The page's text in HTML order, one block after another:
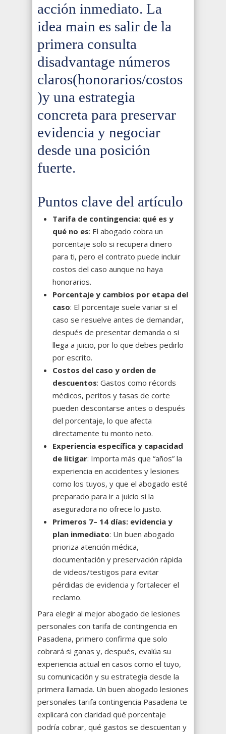
acción inmediato. La
idea main es salir de la
primera consulta
disadvantage números
claros(honorarios/costos
)y una estrategia
concreta para preservar
evidencia y negociar
desde una posición
fuerte.
Puntos clave del artículo
Tarifa de contingencia: qué es y
qué no es: El abogado cobra un
porcentaje solo si recupera dinero
para ti, pero el contrato puede incluir
costos del caso aunque no haya
honorarios.
Porcentaje y cambios por etapa del
caso: El porcentaje suele variar si el
caso se resuelve antes de demandar,
después de presentar demanda o si
llega a juicio, por lo que debes pedirlo
por escrito.
Costos del caso y orden de
descuentos: Gastos como récords
médicos, peritos y tasas de corte
pueden descontarse antes o después
del porcentaje, lo que afecta
directamente tu monto neto.
Experiencia específica y capacidad
de litigar: Importa más que “años” la
experiencia en accidentes y lesiones
como los tuyos, y que el abogado esté
preparado para ir a juicio si la
aseguradora no ofrece lo justo.
Primeros 7– 14 días: evidencia y
plan inmediato: Un buen abogado
prioriza atención médica,
documentación y preservación rápida
de videos/testigos para evitar
pérdidas de evidencia y fortalecer el
reclamo.
Para elegir al mejor abogado de lesiones
personales con tarifa de contingencia en
Pasadena, primero confirma que solo
cobrará si ganas y, después, evalúa su
experiencia actual en casos como el tuyo,
su comunicación y su estrategia desde la
primera llamada. Un buen abogado lesiones
personales tarifa contingencia Pasadena te
explicará con claridad qué porcentaje
podría cobrar, qué gastos se descuentan y